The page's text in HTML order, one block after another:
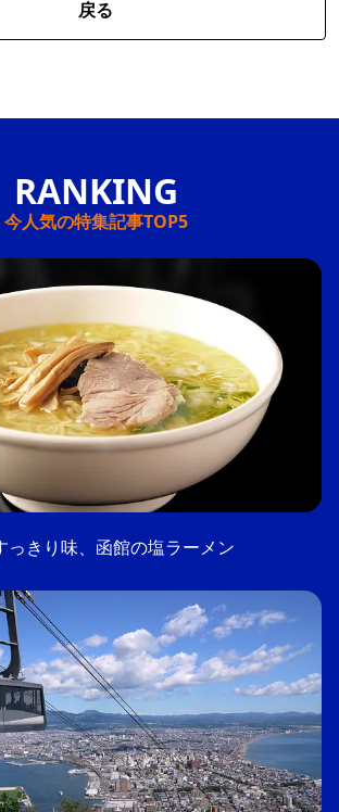
戻る
今人気の特集記事TOP5
っきり味、函館の塩ラーメン